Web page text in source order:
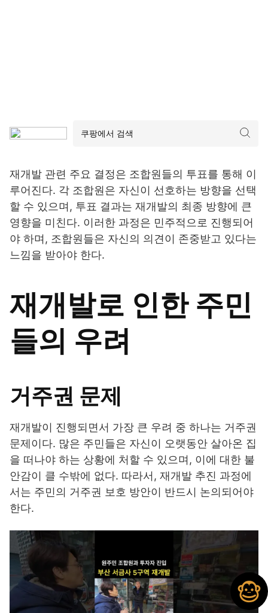
재개발 관련 주요 결정은 조합원들의 투표를 통해 이
루어진다. 각 조합원은 자신이 선호하는 방향을 선택
할 수 있으며, 투표 결과는 재개발의 최종 방향에 큰
영향을 미친다. 이러한 과정은 민주적으로 진행되어
야 하며, 조합원들은 자신의 의견이 존중받고 있다는
느낌을 받아야 한다.
재개발로 인한 주민
들의 우려
거주권 문제
재개발이 진행되면서 가장 큰 우려 중 하나는 거주권
문제이다. 많은 주민들은 자신이 오랫동안 살아온 집
을 떠나야 하는 상황에 처할 수 있으며, 이에 대한 불
안감이 클 수밖에 없다. 따라서, 재개발 추진 과정에
서는 주민의 거주권 보호 방안이 반드시 논의되어야
한다.